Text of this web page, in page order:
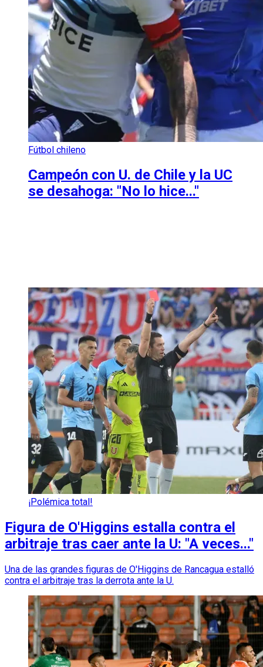
Fútbol chileno
Campeón con U. de Chile y la UC
se desahoga: "No lo hice..."
¡Polémica total!
Figura de O'Higgins estalla contra el
arbitraje tras caer ante la U: "A veces..."
Una de las grandes figuras de O'Higgins de Rancagua estalló
contra el arbitraje tras la derrota ante la U.